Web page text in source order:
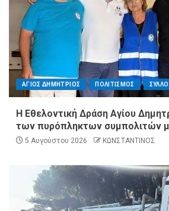
ΑΓΙΟΣ ΔΗΜΗΤΡΙΟΣ ΠΟΛΙΤΙΣΜΟΣ
Η Εθελοντική Δράση Αγίου
των πυρόπληκτων συμπολιτών
5 Αυγούστου 2026 ΚΩΝΣΤΑΝΤΙΝΟΣ